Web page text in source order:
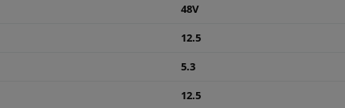
48V
12.5
5.3
12.5